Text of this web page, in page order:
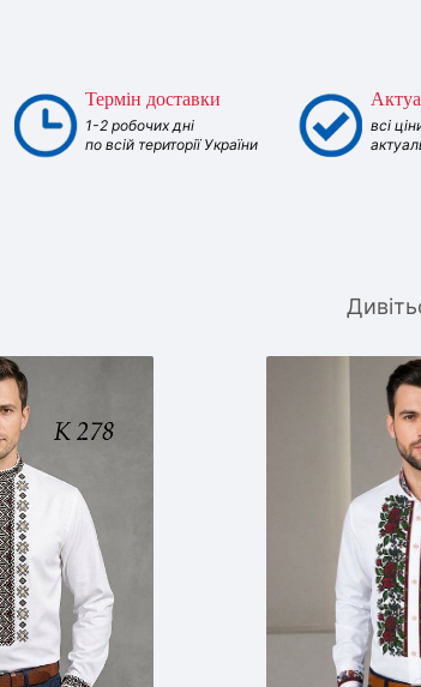
Термін доставки
1-2 робочих дні
по всій території України
всі